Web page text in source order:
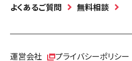
よくあるご質問
無料相談
運営会社 プライバシーポリシー